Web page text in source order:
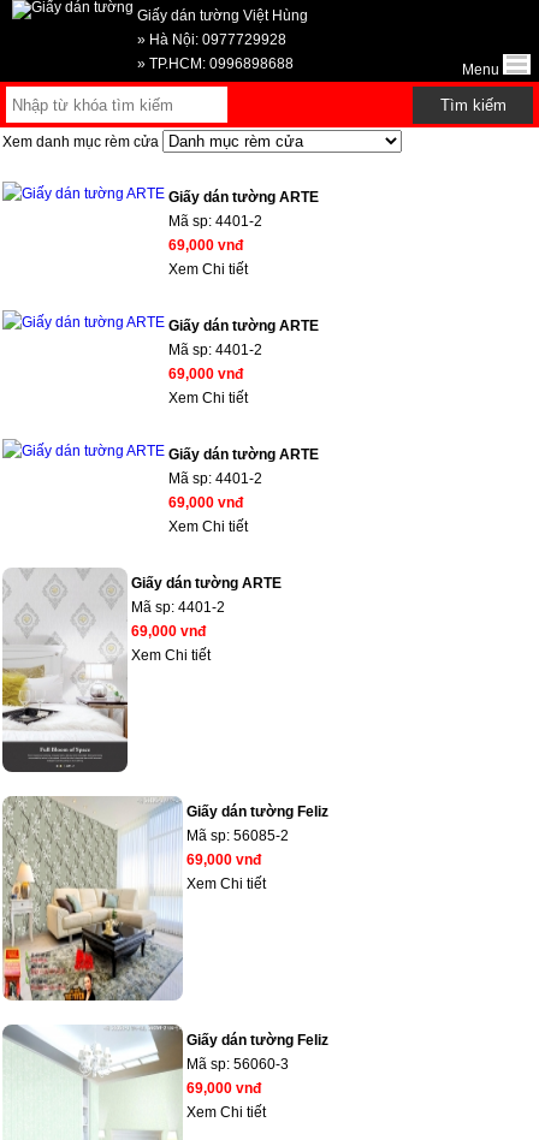
Giấy dán tường Việt Hùng
» Hà Nội: 0977729928
» TP.HCM: 0996898688
Menu
Xem danh mục rèm cửa
Giấy dán tường ARTE
Mã sp: 4401-2
69,000 vnđ
Xem Chi tiết
Giấy dán tường ARTE
Mã sp: 4401-2
69,000 vnđ
Xem Chi tiết
Giấy dán tường ARTE
Mã sp: 4401-2
69,000 vnđ
Xem Chi tiết
Giấy dán tường ARTE
Mã sp: 4401-2
69,000 vnđ
Xem Chi tiết
Giấy dán tường Feliz
Mã sp: 56085-2
69,000 vnđ
Xem Chi tiết
Giấy dán tường Feliz
Mã sp: 56060-3
69,000 vnđ
Xem Chi tiết